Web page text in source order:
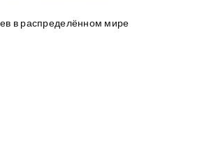
в распределённом мире